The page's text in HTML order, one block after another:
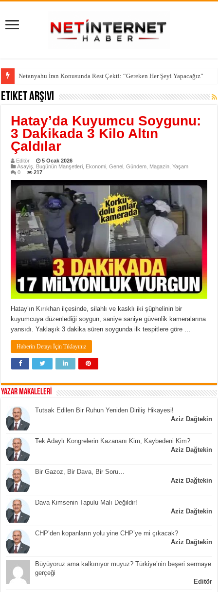
Netanyahu İran Konusunda Rest Çekti: “Gereken Her Şeyi Yapacağız”
Etiket Arşivi
Hatay’da Kuyumcu Soygunu:
3 Dakikada 3 Kilo Altın
Çaldılar
Editör
5 Ocak 2026
Asayiş
Bugünün Manşetleri Ekonomi ,Genel ,Gündem Magazin ,Yaşam
0
217
Hatay’ın Kırıkhan ilçesinde, silahlı ve kasklı iki şüphelinin bir
kuyumcuya düzenlediği soygun, saniye saniye güvenlik kameralarına
yansıdı. Yaklaşık 3 dakika süren soygunda ilk tespitlere göre …
Haberin Detayı İçin Tıklayınız
YAZAR MAKALELERİ
Tutsak Edilen Bir Ruhun Yeniden Diriliş Hikayesi!
Aziz Dağtekin
Tek Adaylı Kongrelerin Kazananı Kim, Kaybedeni Kim?
Aziz Dağtekin
Bir Gazoz, Bir Dava, Bir Soru…
Aziz Dağtekin
Dava Kimsenin Tapulu Malı Değildir!
Aziz Dağtekin
CHP’den kopanların yolu yine CHP’ye mi çıkacak?
Aziz Dağtekin
Büyüyoruz ama kalkınıyor muyuz? Türkiye’nin beşeri sermaye
gerçeği
Editör